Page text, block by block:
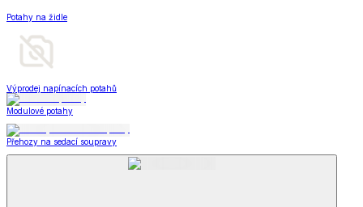
Potahy na židle
Výprodej napínacích potahů
Modulové potahy
Přehozy na sedací soupravy